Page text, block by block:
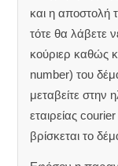
και η αποστολή
τότε θα λάβετε
κούριερ καθώς
number) του
μεταβείτε στην
εταιρείας
βρίσκεται το